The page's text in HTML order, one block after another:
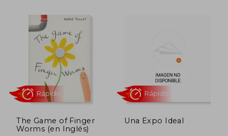
5%
The Game of Finger
Worms (en Inglés)
Una Expo Ideal